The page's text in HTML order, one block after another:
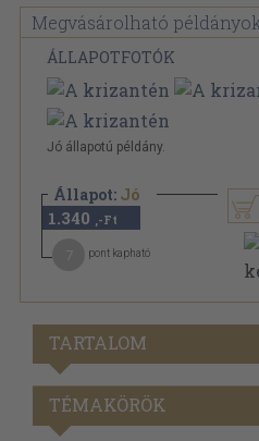
Megvásárolható
ÁLLAPOTFOTÓK
Jó állapotú példány.
Állapot: Jó
1.340 ,-Ft
pont kapható
TARTALOM
TÉMAKÖRÖK